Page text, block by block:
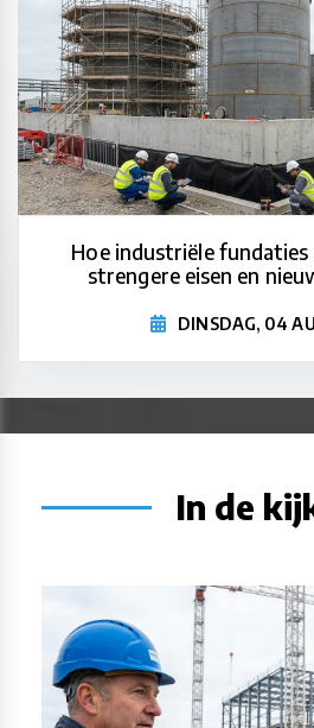
Hoe industriële
strengere eisen en
DINSDAG, 04
In de